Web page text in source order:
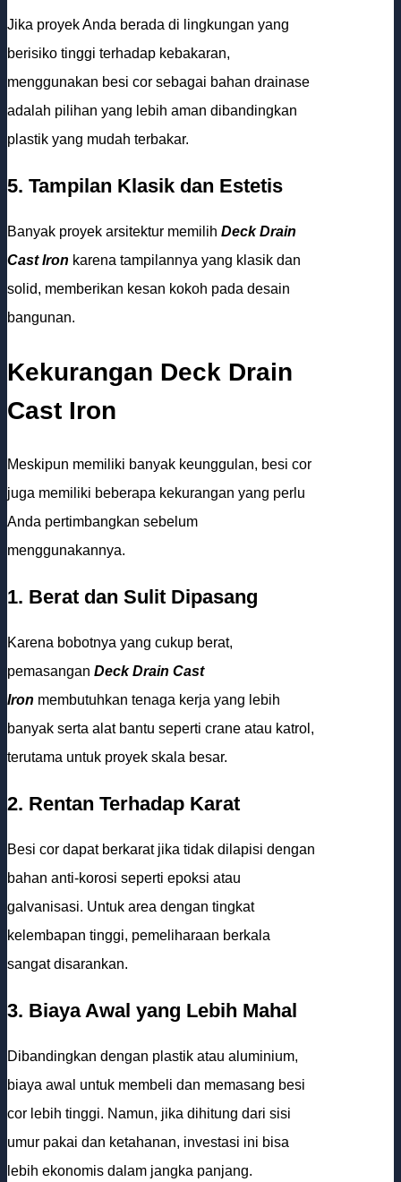
Jika proyek Anda berada di lingkungan yang
berisiko tinggi terhadap kebakaran,
menggunakan besi cor sebagai bahan drainase
adalah pilihan yang lebih aman dibandingkan
plastik yang mudah terbakar.
5. Tampilan Klasik dan Estetis
Banyak proyek arsitektur memilih Deck Drain
Cast Iron karena tampilannya yang klasik dan
solid, memberikan kesan kokoh pada desain
bangunan.
Kekurangan Deck Drain
Cast Iron
Meskipun memiliki banyak keunggulan, besi cor
juga memiliki beberapa kekurangan yang perlu
Anda pertimbangkan sebelum
menggunakannya.
1. Berat dan Sulit Dipasang
Karena bobotnya yang cukup berat,
pemasangan Deck Drain Cast
Iron membutuhkan tenaga kerja yang lebih
banyak serta alat bantu seperti crane atau katrol,
terutama untuk proyek skala besar.
2. Rentan Terhadap Karat
Besi cor dapat berkarat jika tidak dilapisi dengan
bahan anti-korosi seperti epoksi atau
galvanisasi. Untuk area dengan tingkat
kelembapan tinggi, pemeliharaan berkala
sangat disarankan.
3. Biaya Awal yang Lebih Mahal
Dibandingkan dengan plastik atau aluminium,
biaya awal untuk membeli dan memasang besi
cor lebih tinggi. Namun, jika dihitung dari sisi
umur pakai dan ketahanan, investasi ini bisa
lebih ekonomis dalam jangka panjang.